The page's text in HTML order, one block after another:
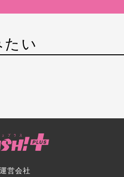
い
運営会社